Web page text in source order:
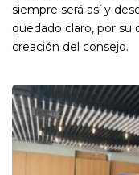
siempre será así y
quedado claro, por su
creación del consejo.